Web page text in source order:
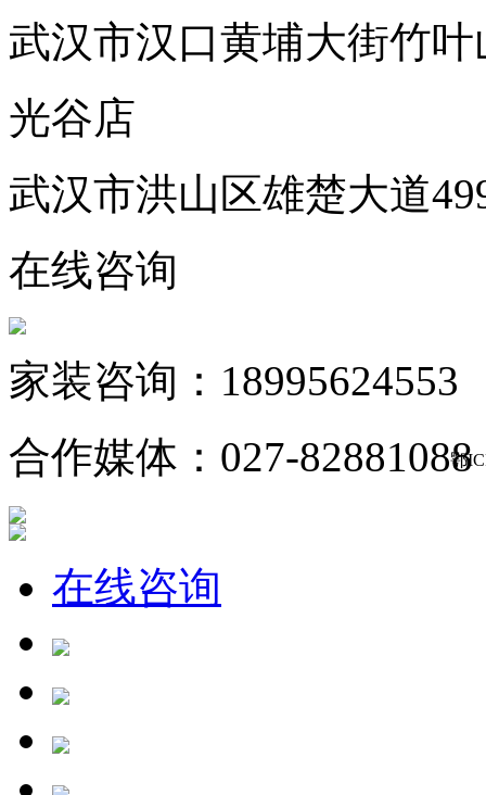
武汉市汉口黄埔大街竹
光谷店
武汉市洪山区雄楚大道
在线咨询
家装咨询：18995624553
合作媒体：027-82881088
鄂
在线咨询